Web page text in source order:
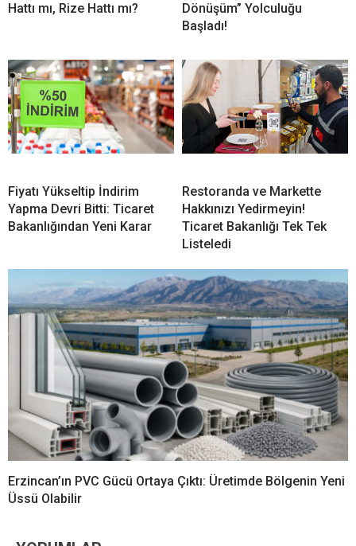
Hattı mı, Rize Hattı mı?
Dönüşüm” Yolculuğu
Başladı!
Fiyatı Yükseltip İndirim
Yapma Devri Bitti: Ticaret
Bakanlığından Yeni Karar
Restoranda ve Markette
Hakkınızı Yedirmeyin!
Ticaret Bakanlığı Tek Tek
Listeledi
Erzincan’ın PVC Gücü Ortaya Çıktı: Üretimde Bölgenin Yeni
Üssü Olabilir